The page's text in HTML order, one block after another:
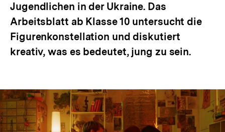
Jugendlichen in der Ukraine. Das
Arbeitsblatt ab Klasse 10 untersucht die
Figurenkonstellation und diskutiert
kreativ, was es bedeutet, jung zu sein.